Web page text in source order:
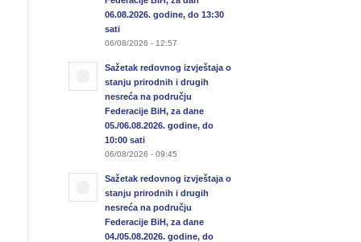
06.08.2026. godine, do 13:30
sati
06/08/2026 - 12:57
Sažetak redovnog izvještaja o
stanju prirodnih i drugih
nesreća na području
Federacije BiH, za dane
05./06.08.2026. godine, do
10:00 sati
06/08/2026 - 09:45
Sažetak redovnog izvještaja o
stanju prirodnih i drugih
nesreća na području
Federacije BiH, za dane
04./05.08.2026. godine, do